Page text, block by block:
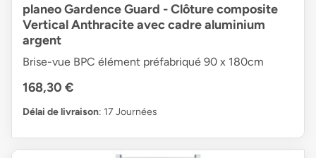
planeo Gardence Guard - Clôture composite
Vertical Anthracite avec cadre aluminium
argent
Brise-vue BPC élément préfabriqué 90 x 180cm
168,30 €
Délai de livraison: 17 Journées